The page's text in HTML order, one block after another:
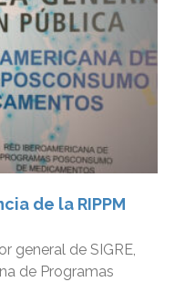
de la RIPPM
general de SIGRE,
de Programas